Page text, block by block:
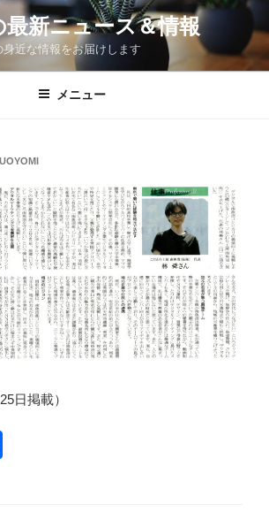
最新ニュース＆情報
近な情報をお届けします
メニュー
UOYOMI
日掲載）